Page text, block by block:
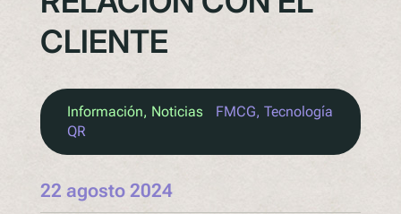
CLIENTE
Información, Noticias FMCG, Tecnología
QR
22 agosto 2024